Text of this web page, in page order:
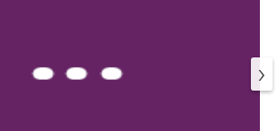
‹